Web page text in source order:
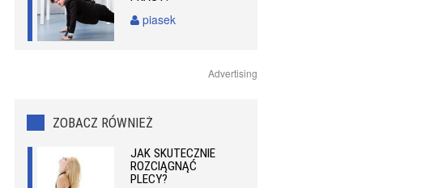
piasek
Advertising
ZOBACZ RÓWNIEŻ
JAK SKUTECZNIE
ROZCIĄGNĄĆ
PLECY?